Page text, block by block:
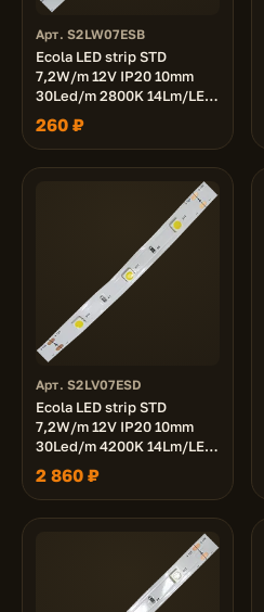
Арт. S2LW07ESB
Ecola LED strip STD
7,2W/m 12V IP20 10mm
30Led/m 2800K 14Lm/LED
420Lm/m светодиодная
лента на катушке 5м.
260 ₽
Арт. S2LV07ESD
Ecola LED strip STD
7,2W/m 12V IP20 10mm
30Led/m 4200K 14Lm/LED
420Lm/m светодиодная
лента на катушке 50м.
2 860 ₽